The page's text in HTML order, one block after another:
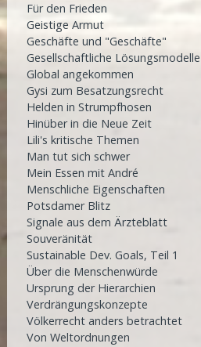
Für den Frieden
Geistige Armut
Geschäfte und "Geschäfte"
Gesellschaftliche Lösungsmodelle
Global angekommen
Gysi zum Besatzungsrecht
Helden in Strumpfhosen
Hinüber in die Neue Zeit
Lili's kritische Themen
Man tut sich schwer
Mein Essen mit André
Menschliche Eigenschaften
Potsdamer Blitz
Signale aus dem Ärzteblatt
Souveränität
Sustainable Dev. Goals, Teil 1
Über die Menschenwürde
Ursprung der Hierarchien
Verdrängungskonzepte
Völkerrecht anders betrachtet
Von Weltordnungen